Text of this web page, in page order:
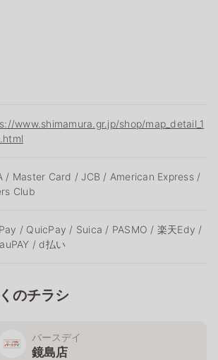
www.shimamura.gr.jp/shop/map_detail_1
/ Master Card / JCB / American Express /
Club
/ QuicPay / Suica / PASMO / 楽天Edy /
/ d払い
のチラシ
バースデイ
鏡島店